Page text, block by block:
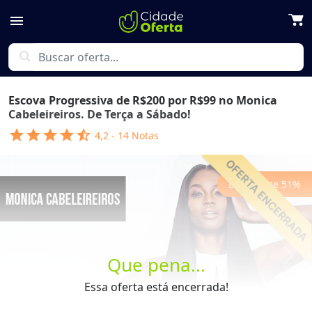
menu
search
Que pena...
Essa oferta está encerrada!
Escova Progressiva de R$200 por R$99 no Monica
Cabeleireiros. De Terça a Sábado!
starstarstarstarstar_half 4,2 - 14 Notas
Economize 51%